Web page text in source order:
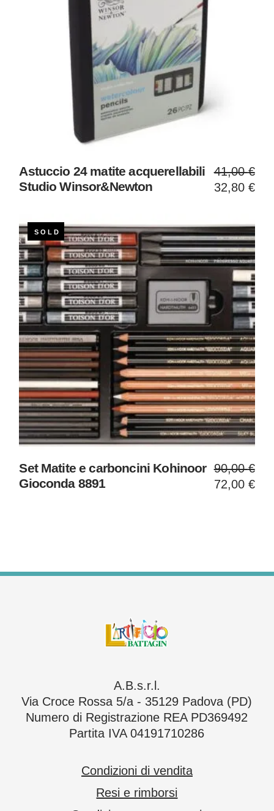
Astuccio 24 matite acquerellabili
Studio Winsor&Newton
41,00€
Il
prezzo
32,80 €
Il
prezzo
attuale
SOLD
Set Matite e carboncini Kohinoor
Gioconda 8891
90,00€
Il
prezzo
72,00 €
Il
prezzo
attuale
A.B.s.r.l.
Via Croce Rossa 5/a - 35129 Padova (PD)
Numero di Registrazione REA PD369492
Partita IVA 04191710286
Condizioni di vendita
Resi e rimborsi